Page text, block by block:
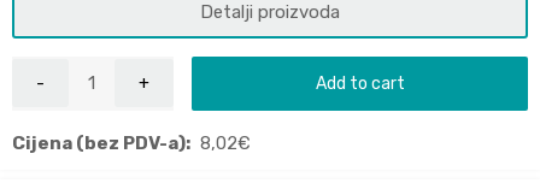
Detalji proizvoda
Add to cart
Cijena (bez PDV-a): 8,02€